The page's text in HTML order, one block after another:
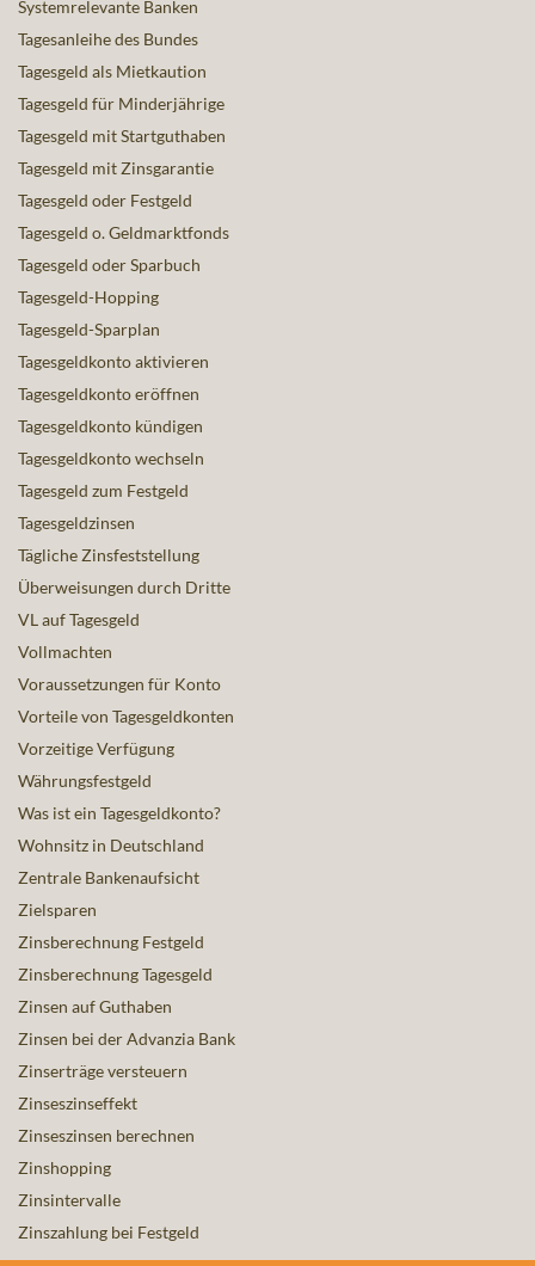
Systemrelevante Banken
Tagesanleihe des Bundes
Tagesgeld als Mietkaution
Tagesgeld für Minderjährige
Tagesgeld mit Startguthaben
Tagesgeld mit Zinsgarantie
Tagesgeld oder Festgeld
Tagesgeld o. Geldmarktfonds
Tagesgeld oder Sparbuch
Tagesgeld-Hopping
Tagesgeld-Sparplan
Tagesgeldkonto aktivieren
Tagesgeldkonto eröffnen
Tagesgeldkonto kündigen
Tagesgeldkonto wechseln
Tagesgeld zum Festgeld
Tagesgeldzinsen
Tägliche Zinsfeststellung
Überweisungen durch Dritte
VL auf Tagesgeld
Vollmachten
Voraussetzungen für Konto
Vorteile von Tagesgeldkonten
Vorzeitige Verfügung
Währungsfestgeld
Was ist ein Tagesgeldkonto?
Wohnsitz in Deutschland
Zentrale Bankenaufsicht
Zielsparen
Zinsberechnung Festgeld
Zinsberechnung Tagesgeld
Zinsen auf Guthaben
Zinsen bei der Advanzia Bank
Zinserträge versteuern
Zinseszinseffekt
Zinseszinsen berechnen
Zinshopping
Zinsintervalle
Zinszahlung bei Festgeld